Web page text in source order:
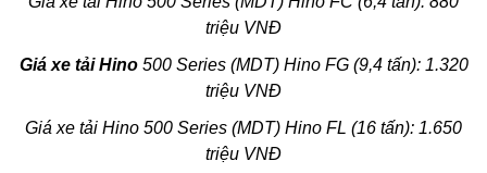
triệu VNĐ
Giá xe tải Hino500 Series (MDT) Hino FG (9,4 tấn): 1.320
triệu VNĐ
Giá xe tải Hino 500 Series (MDT) Hino FL (16 tấn): 1.650
triệu VNĐ